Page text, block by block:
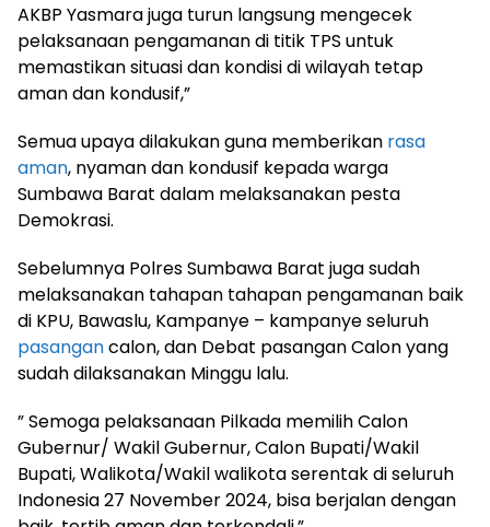
AKBP Yasmara juga turun langsung mengecek
pelaksanaan pengamanan di titik TPS untuk
memastikan situasi dan kondisi di wilayah tetap
aman dan kondusif,”
Semua upaya dilakukan guna memberikan rasa
aman, nyaman dan kondusif kepada warga
Sumbawa Barat dalam melaksanakan pesta
Demokrasi.
Sebelumnya Polres Sumbawa Barat juga sudah
melaksanakan tahapan tahapan pengamanan baik
di KPU, Bawaslu, Kampanye – kampanye seluruh
pasangancalon, dan Debat pasangan Calon yang
sudah dilaksanakan Minggu lalu.
” Semoga pelaksanaan Pilkada memilih Calon
Gubernur/ Wakil Gubernur, Calon Bupati/Wakil
Bupati, Walikota/Wakil walikota serentak di seluruh
Indonesia 27 November 2024, bisa berjalan dengan